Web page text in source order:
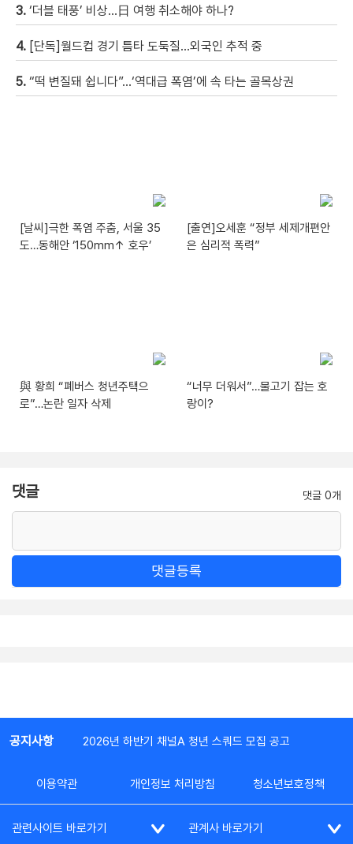
3. ‘더블 태풍’ 비상…日 여행 취소해야 하나?
4. [단독]월드컵 경기 틈타 도둑질…외국인 추적 중
5. “떡 변질돼 쉽니다”…‘역대급 폭염’에 속 타는 골목상권
[날씨]극한 폭염 주춤, 서울 35
도…동해안 ‘150mm↑ 호우’
[출연]오세훈 “정부 세제개편안
은 심리적 폭력”
與 황희 “폐버스 청년주택으
로”…논란 일자 삭제
“너무 더워서”…물고기 잡는 호
랑이?
댓글 댓글 0개
댓글등록
공지사항 2026년 하반기 채널A 청년 스쿼드 모집 공고
이용약관 개인정보 처리방침 청소년보호정책
관련사이트 바로가기 관계사 바로가기